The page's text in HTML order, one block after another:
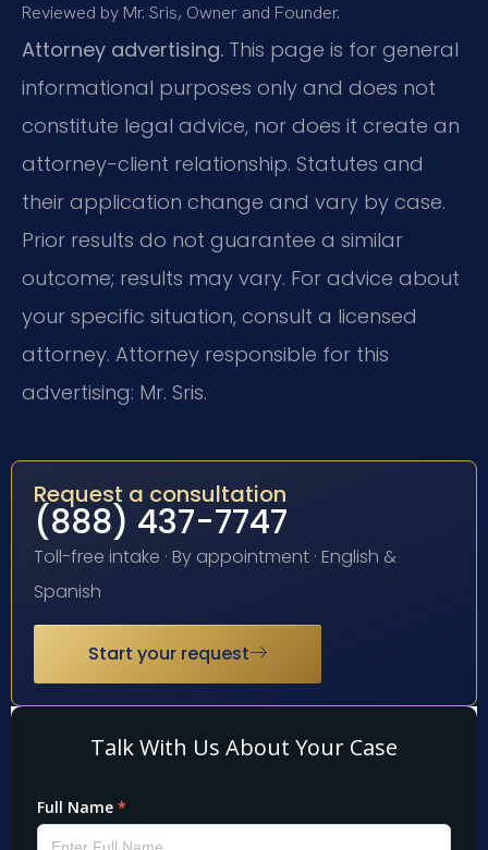
Reviewed by Mr. Sris, Owner and Founder.
Attorney advertising. This page is for general
informational purposes only and does not
constitute legal advice, nor does it create an
attorney-client relationship. Statutes and
their application change and vary by case.
Prior results do not guarantee a similar
outcome; results may vary. For advice about
your specific situation, consult a licensed
attorney. Attorney responsible for this
advertising: Mr. Sris.
Request a consultation
(888) 437-7747
Toll-free intake · By appointment · English &
Spanish
Start your request